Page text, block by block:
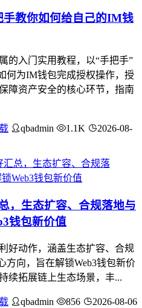
手教你如何给自己的IM钱
的入门实用教程，以“手把手”
何为IM钱包完成授权操作，授
障资产安全的核心环节，指南
qbadmin 1.1K
2026-08-
，生态扩容、合规落地与
钱包新价值
好动作，涵盖生态扩容、合规
方向，旨在解锁Web3钱包新价
续拓展链上生态场景，丰...
qbadmin 856 2026-08-06